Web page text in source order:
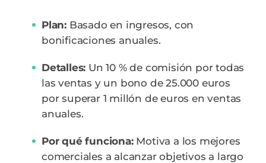
Plan: Basado en ingresos, con
bonificaciones anuales.
Detalles: Un 10 % de comisión por todas
las ventas y un bono de 25.000 euros
por superar 1 millón de euros en ventas
anuales.
Por qué funciona:Motiva a los mejores
comerciales a alcanzar objetivos a largo